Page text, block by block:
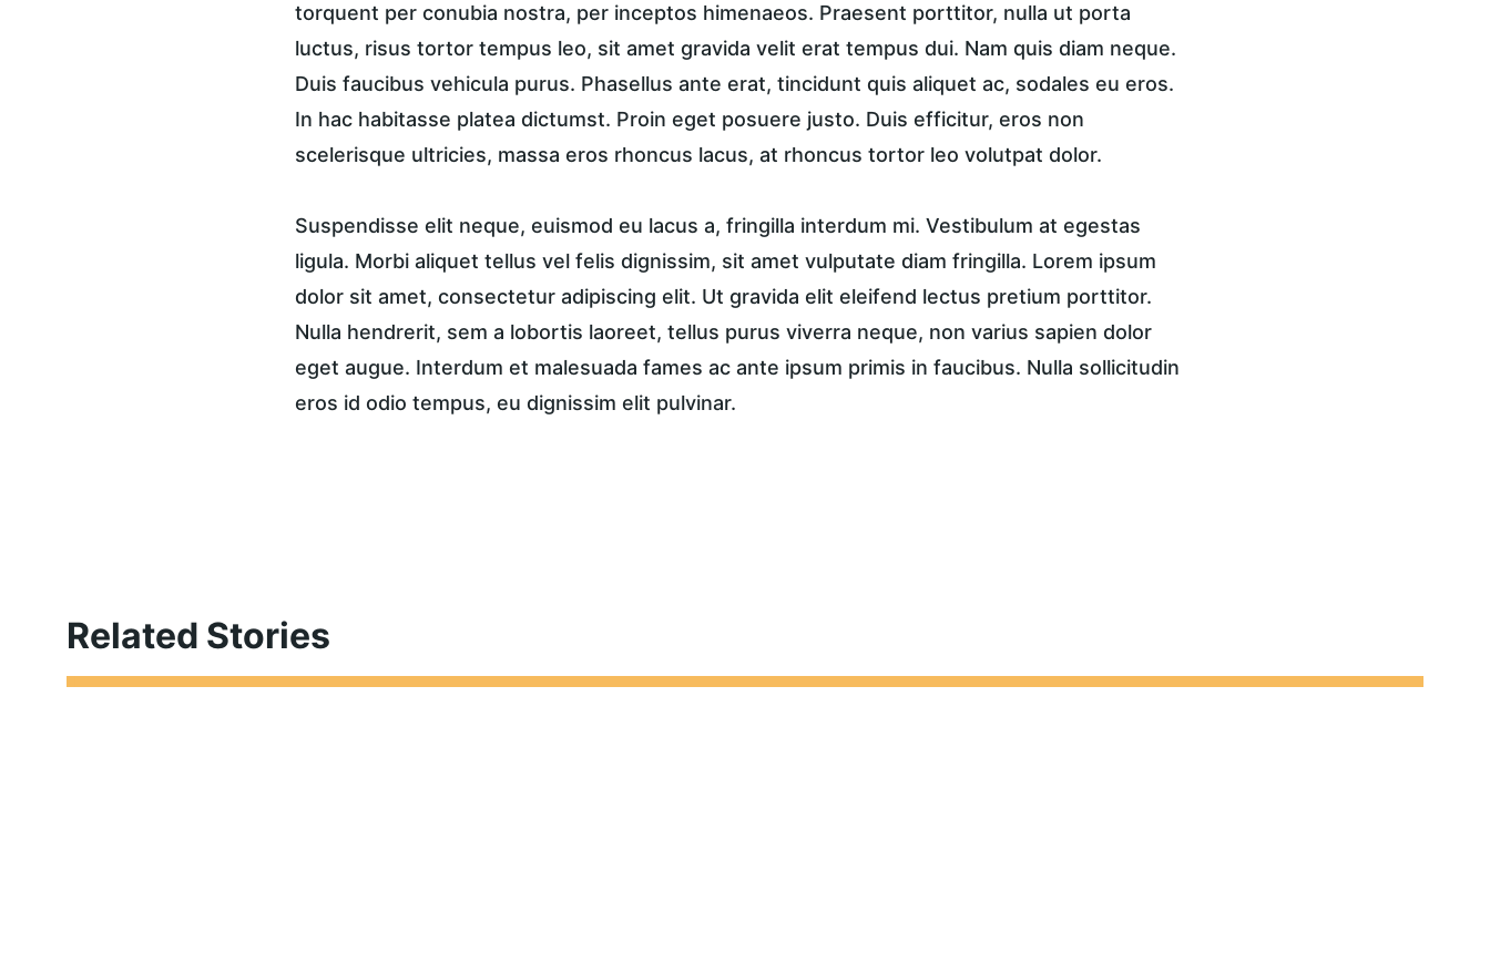
torquent per conubia nostra, per inceptos himenaeos. Praesent porttitor, nulla ut porta
luctus, risus tortor tempus leo, sit amet gravida velit erat tempus dui. Nam quis diam neque.
Duis faucibus vehicula purus. Phasellus ante erat, tincidunt quis aliquet ac, sodales eu eros.
In hac habitasse platea dictumst. Proin eget posuere justo. Duis efficitur, eros non
scelerisque ultricies, massa eros rhoncus lacus, at rhoncus tortor leo volutpat dolor.
Suspendisse elit neque, euismod eu lacus a, fringilla interdum mi. Vestibulum at egestas
ligula. Morbi aliquet tellus vel felis dignissim, sit amet vulputate diam fringilla. Lorem ipsum
dolor sit amet, consectetur adipiscing elit. Ut gravida elit eleifend lectus pretium porttitor.
Nulla hendrerit, sem a lobortis laoreet, tellus purus viverra neque, non varius sapien dolor
eget augue. Interdum et malesuada fames ac ante ipsum primis in faucibus. Nulla sollicitudin
eros id odio tempus, eu dignissim elit pulvinar.
Related Stories